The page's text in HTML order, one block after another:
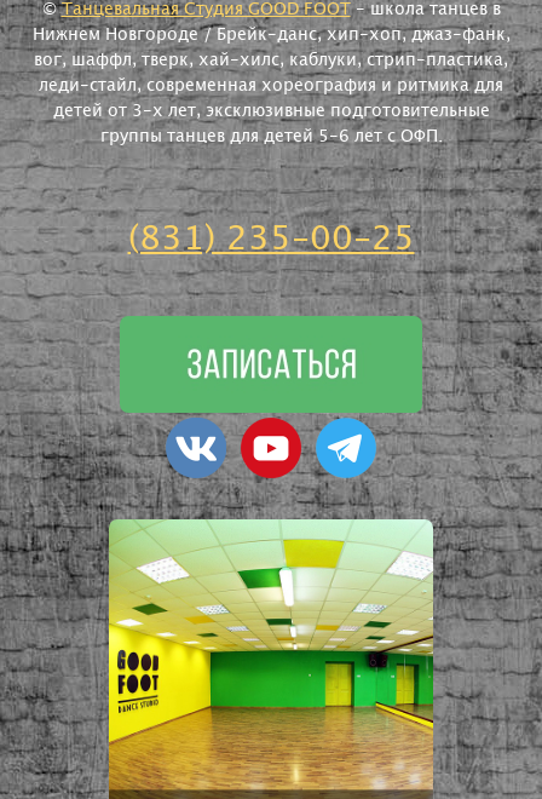
©Танцевальная Студия GOOD FOOT- школа танцев в
Нижнем Новгороде / Брейк-данс, хип-хоп, джаз-фанк,
вог, шаффл, тверк, хай-хилс, каблуки, стрип-пластика,
леди-стайл, современная хореография и ритмика для
детей от 3-х лет, эксклюзивные подготовительные
группы танцев для детей 5-6 лет с ОФП.
(831) 235-00-25